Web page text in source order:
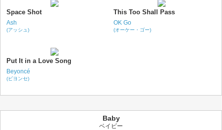
Space Shot
Ash
(アッシュ)
This Too Shall Pass
OK Go
(オーケー・ゴー)
Put It in a Love Song
Beyoncé
(ビヨンセ)
Baby
ベイビー